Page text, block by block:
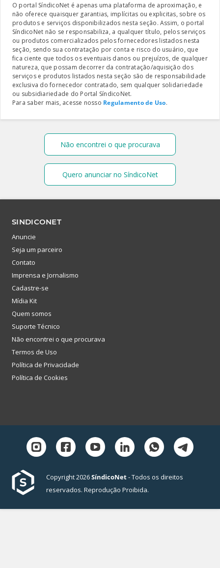
O portal SíndicoNet é apenas uma plataforma de aproximação, e
não oferece quaisquer garantias, implícitas ou explicitas, sobre os
produtos e serviços disponibilizados nesta seção. Assim, o portal
SíndicoNet não se responsabiliza, a qualquer título, pelos serviços
ou produtos comercializados pelos fornecedores listados nesta
seção, sendo sua contratação por conta e risco do usuário, que
fica ciente que todos os eventuais danos ou prejuízos, de qualquer
natureza, que possam decorrer da contratação/aquisição dos
serviços e produtos listados nesta seção são de responsabilidade
exclusiva do fornecedor contratado, sem qualquer solidariedade
ou subsidiariedade do Portal SíndicoNet.
Para saber mais, acesse nosso Regulamento de Uso.
Não encontrei o que procurava
Quero anunciar no SíndicoNet
SINDICONET
Anuncie
Seja um parceiro
Contato
Imprensa e Jornalismo
Cadastre-se
Mídia Kit
Quem somos
Suporte Técnico
Não encontrei o que procurava
Termos de Uso
Política de Privacidade
Política de Cookies
Copyright 2026SíndicoNet- Todos os direitos
reservados. Reprodução Proibida.